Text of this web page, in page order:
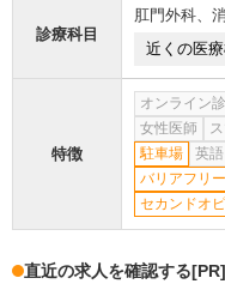
診療科目
肛門外科、
近くの医
特徴
オンライン
女性医師
駐車場
英語
バリアフリー
セカンドオ
直近の求人を確認する[PR]